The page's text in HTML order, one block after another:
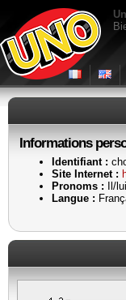
Informations
Identifiant :
Site Internet :
Pronoms : Il/lui
Langue :